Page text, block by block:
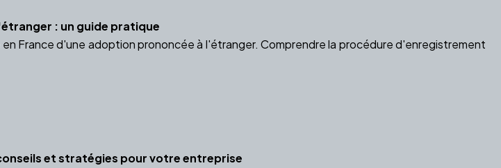
: un guide pratique
France d'une adoption prononcée à l'étranger. Comprendre la procédure d'enregistrement
et stratégies pour votre entreprise